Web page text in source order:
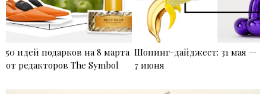
50 идей подарков на 8 марта
от редакторов The Symbol
Шопинг-дайджест: 31 мая —
7 июня